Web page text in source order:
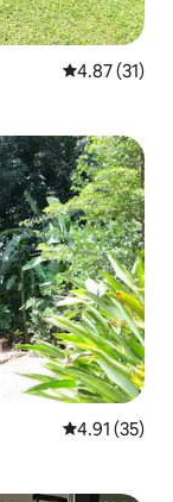
從 31 則評價
4.87 (31)
從 35 則評價
4.91 (35)